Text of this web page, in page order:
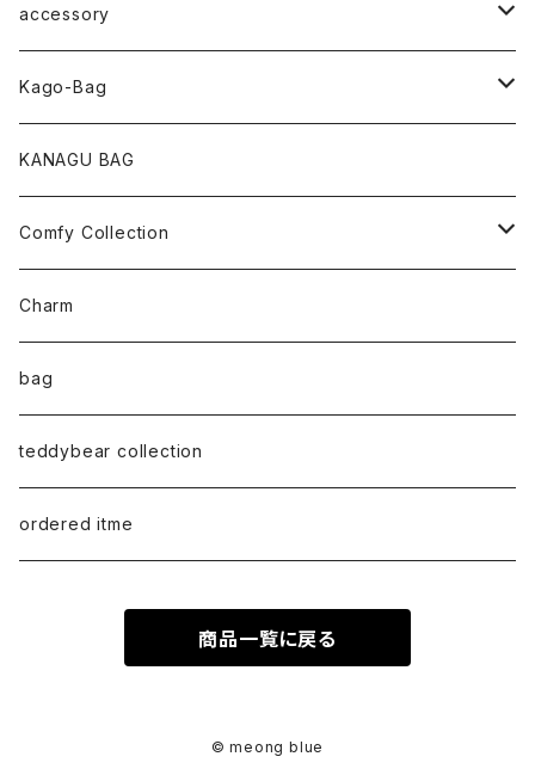
accessory
pearl Collection
loop Collection
necklace
bracelet
anklet
earring
Kago-Bag
Oval / onehandle
shoulder
M size
L size
ML（12ｘ8）
tote style
紅籐 / arorog / Lacak bag
KANAGU BAG
Comfy Collection
T-shirt
Long sleeve
Sweat
Charm
bag
teddybear collection
ordered itme
商品一覧に戻る
© meong blue